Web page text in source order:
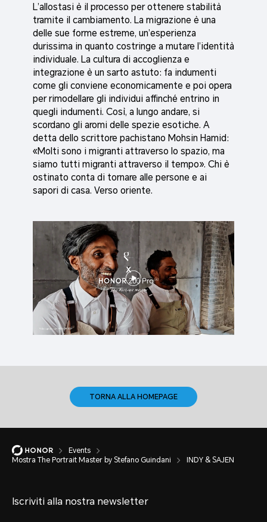
L’allostasi è il processo per ottenere stabilità
tramite il cambiamento. La migrazione è una
delle sue forme estreme, un’esperienza
durissima in quanto costringe a mutare l’identità
individuale. La cultura di accoglienza e
integrazione è un sarto astuto: fa indumenti
come gli conviene economicamente e poi opera
per rimodellare gli individui affinché entrino in
quegli indumenti. Così, a lungo andare, si
scordano gli aromi delle spezie esotiche. A
detta dello scrittore pachistano Mohsin Hamid:
«Molti sono i migranti attraverso lo spazio, ma
siamo tutti migranti attraverso il tempo». Chi è
ostinato conta di tornare alle persone e ai
sapori di casa. Verso oriente.
TORNA ALLA HOMEPAGE
Events
Mostra The Portrait Master by Stefano Guindani
INDY & SAJEN
Iscriviti alla nostra newsletter